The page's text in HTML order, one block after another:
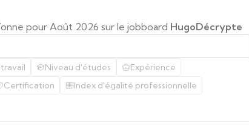
pour Août 2026 sur le jobboard HugoDécrypte
Niveau d'études Expérience
Certification Index d'égalité professionnelle